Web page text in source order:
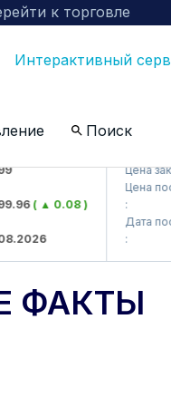
к торговле
Интерактивный
Поиск
( ▲ 0.08 )
Цена
Цена
Дата
ФАКТЫ